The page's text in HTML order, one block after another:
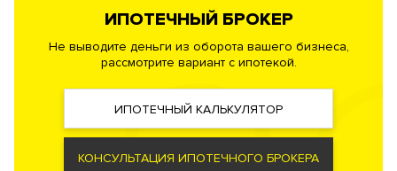
Профессиональная служба охраны. Закрытая и охраняемая
территория. Система контроля и управления доступом.
Доступ во все помещения, паркинг и на территорию двора с
помощью индивидуальных карт. Видеонаблюдение
периметра. Система видеодомофонной связи.
Документы ЗАЯВКА НА ЮРИДИЧЕСКУЮ КОНСУЛЬТАЦИЮ
ИПОТЕЧНЫЙ БРОКЕР
Не выводите деньги из оборота вашего бизнеса,
рассмотрите вариант с ипотекой.
ИПОТЕЧНЫЙ КАЛЬКУЛЯТОР
КОНСУЛЬТАЦИЯ ИПОТЕЧНОГО БРОКЕРА